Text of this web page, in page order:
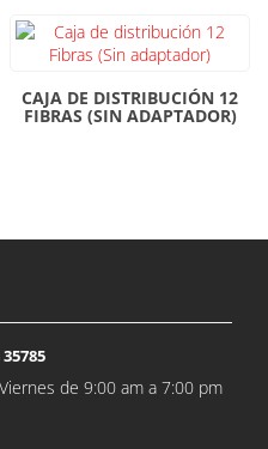
CAJA DE DISTRIBUCIÓN 12
FIBRAS (SIN ADAPTADOR)
de 9:00 am a 7:00 pm